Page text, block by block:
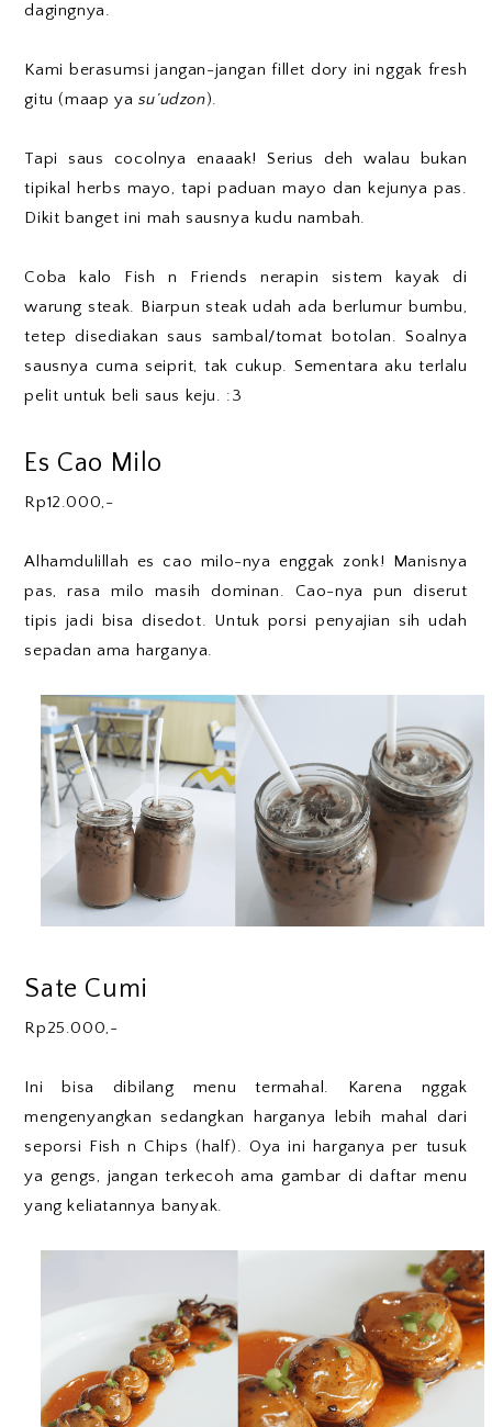
dagingnya.
Kami berasumsi jangan-jangan fillet dory ini nggak fresh
gitu (maap ya su’udzon).
Tapi saus cocolnya enaaak! Serius deh walau bukan
tipikal herbs mayo, tapi paduan mayo dan kejunya pas.
Dikit banget ini mah sausnya kudu nambah.
Coba kalo Fish n Friends nerapin sistem kayak di
warung steak. Biarpun steak udah ada berlumur bumbu,
tetep disediakan saus sambal/tomat botolan. Soalnya
sausnya cuma seiprit, tak cukup. Sementara aku terlalu
pelit untuk beli saus keju. :3
Es Cao Milo
Rp12.000,-
Alhamdulillah es cao milo-nya enggak zonk! Manisnya
pas, rasa milo masih dominan. Cao-nya pun diserut
tipis jadi bisa disedot. Untuk porsi penyajian sih udah
sepadan ama harganya.
Sate Cumi
Rp25.000,-
Ini bisa dibilang menu termahal. Karena nggak
mengenyangkan sedangkan harganya lebih mahal dari
seporsi Fish n Chips (half). Oya ini harganya per tusuk
ya gengs, jangan terkecoh ama gambar di daftar menu
yang keliatannya banyak.